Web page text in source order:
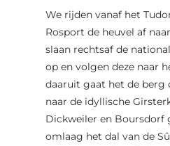
fietspaden PC2
Rivières.
Bezienswaardigheden:
Rosport, Hermitage
"Kulturhaff Millermoler"
regionale producten) in
(meer, gastronomie,
We rijden vanaf het
Rosport de heuvel af
slaan rechtsaf de
op en volgen deze naar
daaruit gaat het de berg
naar de idyllische
Dickweiler en Boursdorf
omlaag het dal van de